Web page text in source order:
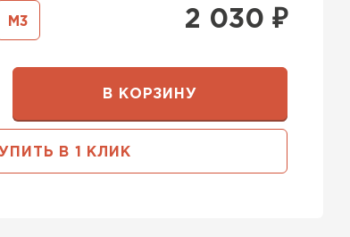
М3 2 030 ₽
В КОРЗИНУ
КУПИТЬ В 1 КЛИК